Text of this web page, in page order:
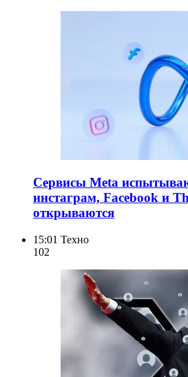
Сервисы Meta
инстаграм, Facebook и
открываются
15:01 Техно
102